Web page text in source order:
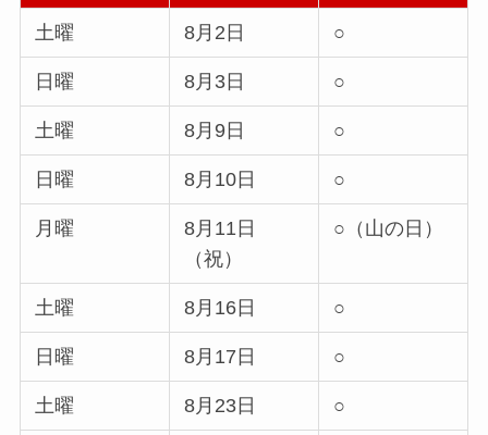
土曜 8月2日 ○
日曜 8月3日 ○
土曜 8月9日 ○
日曜 8月10日 ○
月曜
8月11日
（祝）
○（山の日）
土曜 8月16日 ○
日曜 8月17日 ○
土曜 8月23日 ○